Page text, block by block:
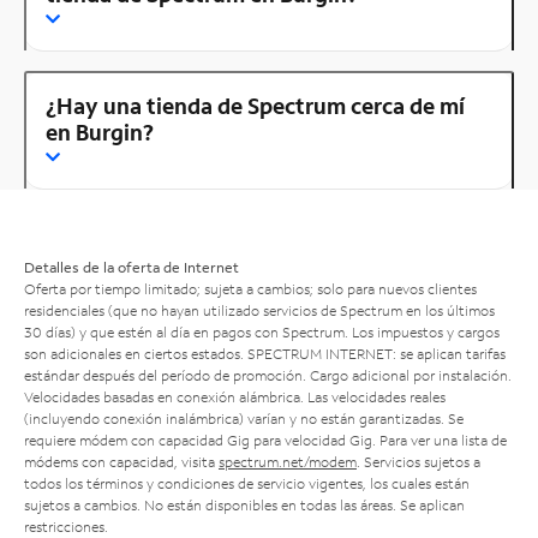
¿Hay una tienda de Spectrum cerca de mí
en Burgin?
Detalles de la oferta de Internet
Oferta por tiempo limitado; sujeta a cambios; solo para nuevos clientes
residenciales (que no hayan utilizado servicios de Spectrum en los últimos
30 días) y que estén al día en pagos con Spectrum. Los impuestos y cargos
son adicionales en ciertos estados. SPECTRUM INTERNET: se aplican tarifas
estándar después del período de promoción. Cargo adicional por instalación.
Velocidades basadas en conexión alámbrica. Las velocidades reales
(incluyendo conexión inalámbrica) varían y no están garantizadas. Se
requiere módem con capacidad Gig para velocidad Gig. Para ver una lista de
módems con capacidad, visita spectrum.net/modem . Servicios sujetos a
todos los términos y condiciones de servicio vigentes, los cuales están
sujetos a cambios. No están disponibles en todas las áreas. Se aplican
restricciones.